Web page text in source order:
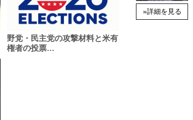
野党・民主党の攻撃材料と米有
権者の投票…
»詳細を見る